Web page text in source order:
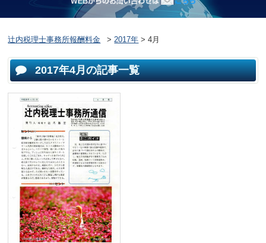
WEBからのお問い合わせはこ
辻内税理士事務所報酬料金 >2017年 >4月
2017年4月の記事一覧